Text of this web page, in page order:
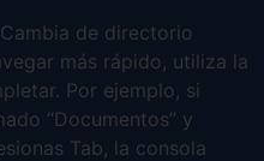
de directorio
más rápido, utiliza la
Por ejemplo, si
“Documentos” y
Tab, la consola